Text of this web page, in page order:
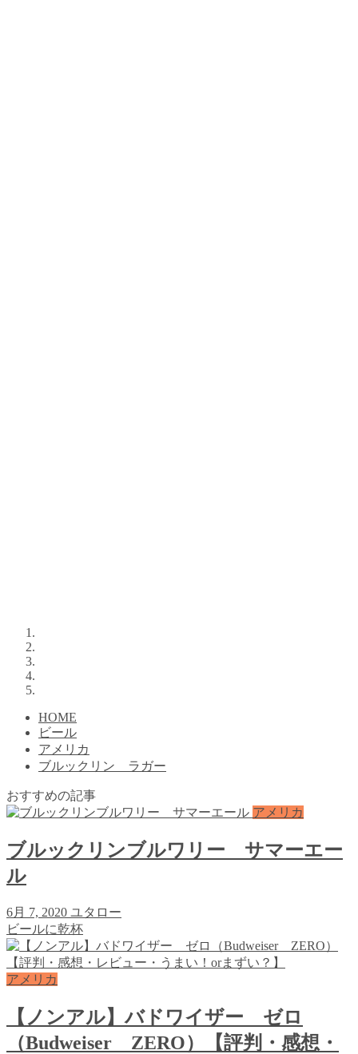
HOME
ビール
アメリカ
ブルックリン ラガー
おすすめの記事
アメリカ
ブルックリンブルワリー サマーエー
ル
6月 7, 2020 ユタロー
ビールに乾杯
アメリカ
【ノンアル】バドワイザー ゼロ
（Budweiser ZERO）【評判・感想・